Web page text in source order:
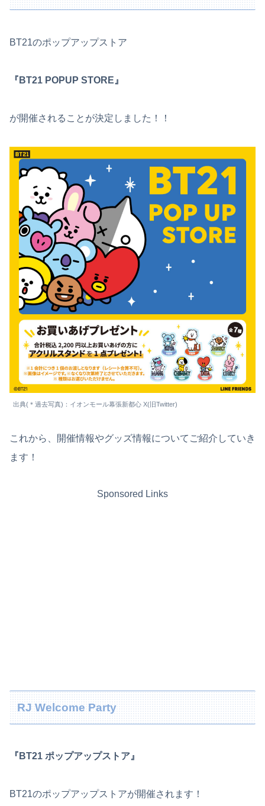
BT21のポップアップストア
『BT21 POPUP STORE』
が開催されることが決定しました！！
出典(＊過去写真)：イオンモール幕張新都心 X(旧Twitter)
これから、開催情報やグッズ情報についてご紹介していき
ます！
Sponsored Links
RJ Welcome Party
『BT21 ポップアップストア』
BT21のポップアップストアが開催されます！